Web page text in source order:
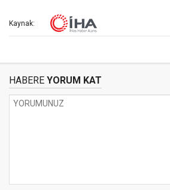
Kaynak:
HABERE YORUM KAT